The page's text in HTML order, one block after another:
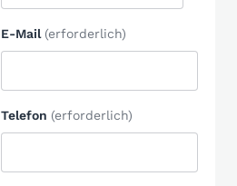
E-Mail (erforderlich)
Telefon (erforderlich)